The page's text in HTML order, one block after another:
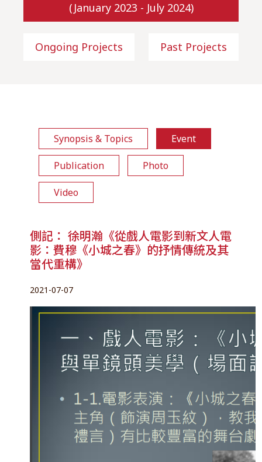
(January 2023 - July 2024)
Ongoing Projects Past Projects
Synopsis & Topics Event
Publication Photo
Video
側記： 徐明瀚《從戲人電影到新文人電
影：費穆《小城之春》的抒情傳統及其
當代重構》
2021-07-07